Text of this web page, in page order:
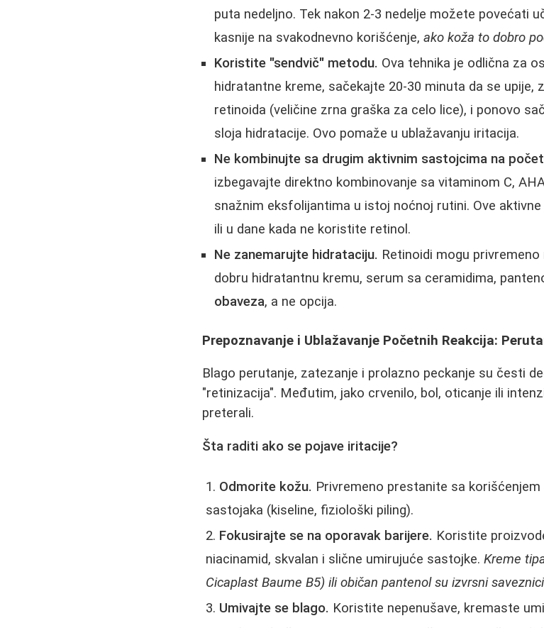
puta nedeljno. Tek nakon 2-3 nedelje možete povećati
kasnije na svakodnevno korišćenje,ako koža to dobro
Koristite "sendvič" metodu. Ova tehnika je odlična za
hidratantne kreme, sačekajte 20-30 minuta da se upije,
retinoida (veličine zrna graška za celo lice), i ponovo
sloja hidratacije. Ovo pomaže u ublažavanju iritacija.
Ne kombinujte sa drugim aktivnim sastojcima na
izbegavajte direktno kombinovanje sa vitaminom C,
snažnim eksfolijantima u istoj noćnoj rutini. Ove
ili u dane kada ne koristite retinol.
Ne zanemarujte hidrataciju. Retinoidi mogu
dobru hidratantnu kremu, serum sa ceramidima,
obaveza, a ne opcija.
Prepoznavanje i Ublažavanje Početnih Reakcija:
Blago perutanje, zatezanje i prolazno peckanje su česti
"retinizacija". Međutim, jako crvenilo, bol, oticanje ili
preterali.
Šta raditi ako se pojave iritacije?
Odmorite kožu. Privremeno prestanite sa
sastojaka (kiseline, fiziološki piling).
Fokusirajte se na oporavak barijere. Koristite
niacinamid, skvalan i slične umirujuće sastojke.Kreme
Cicaplast Baume B5) ili običan pantenol su izvrsni
Umivajte se blago. Koristite nepenušave, kremaste